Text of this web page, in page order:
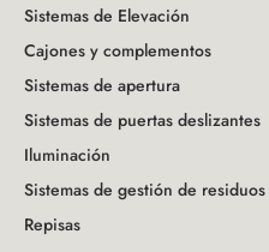
Sistemas de Elevación
Cajones y complementos
Sistemas de apertura
Sistemas de puertas deslizantes
Iluminación
Sistemas de gestión de residuos
Repisas